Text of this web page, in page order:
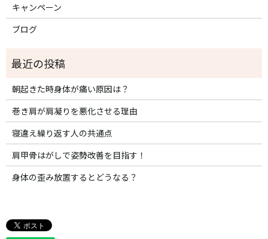
キャンペーン
ブログ
朝起きた時身体が痛い原因は？
巻き肩が肩凝りを悪化させる理由
寝違え繰り返す人の共通点
肩甲骨はがしで姿勢改善を目指す！
身体の歪み放置するとどうなる？